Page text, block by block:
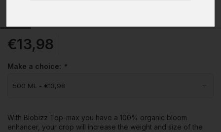
€13,98
Make a choice: *
With Biobizz Top-max you have a 100% organic bloom
enhancer, your crop will increase the weight and size of the